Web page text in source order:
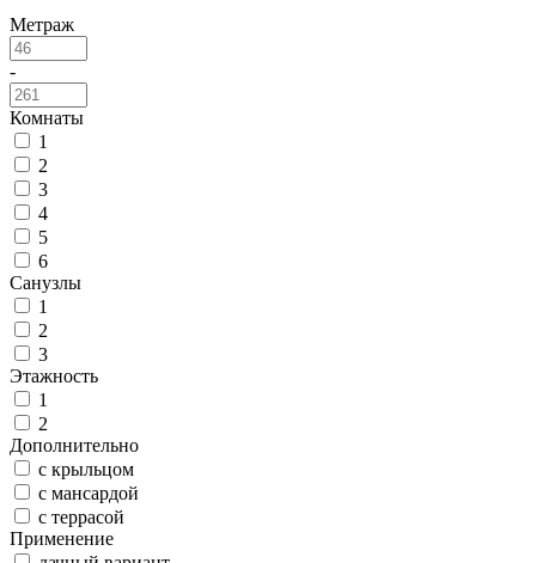
Метраж
-
Комнаты
1
2
3
4
5
6
Санузлы
1
2
3
Этажность
1
2
Дополнительно
c крыльцом
с мансардой
с террасой
Применение